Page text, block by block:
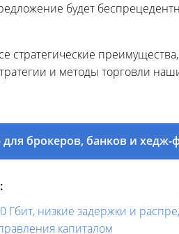
будет
стратегические
и методы торговли
для брокеров, банков и хедж-
Гбит, низкие задержки и
капиталом